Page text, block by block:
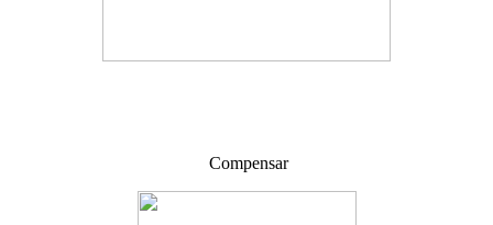
Compensar